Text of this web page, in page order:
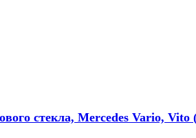
стекла, Mercedes Vario,